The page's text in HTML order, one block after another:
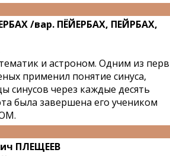
/вар. ПЁЙЕРБАХ, ПЕЙРБАХ,
и астроном. Одним из
применил понятие синуса,
синусов через каждые десять
была завершена его учеником
ПЛЕЩЕЕВ